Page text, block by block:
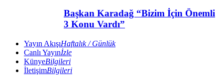
Başkan Karadağ “Bizim İçin Önemli
3 Konu Vardı”
Yayın AkışıHaftalık / Günlük
Canlı Yayınİzle
KünyeBilgileri
İletişimBilgileri